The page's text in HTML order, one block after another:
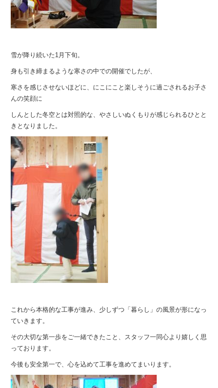
雪が降り続いた1月下旬。
身も引き締まるような寒さの中での開催でしたが、
寒さを感じさせないほどに、にこにこと楽しそうに過ごされるお子さ
んの笑顔に
しんとした冬空とは対照的な、やさしいぬくもりが感じられるひとと
きとなりました。
これから本格的な工事が進み、少しずつ「暮らし」の風景が形になっ
ていきます。
その大切な第一歩をご一緒できたこと、スタッフ一同心より嬉しく思
っております。
今後も安全第一で、心を込めて工事を進めてまいります。